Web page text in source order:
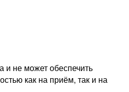
и не может обеспечить
как на приём, так и на